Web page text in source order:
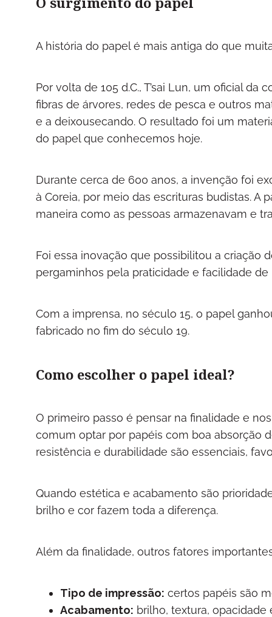
A história do papel é mais antiga do que
Por volta de 105 d.C., T’sai Lun, um oficial
fibras de árvores, redes de pesca e outros
e a deixousecando. O resultado foi um
do papel que conhecemos hoje.
Durante cerca de 600 anos, a invenção foi
à Coreia, por meio das escrituras budistas.
maneira como as pessoas armazenavam e
Foi essa inovação que possibilitou a criação
pergaminhos pela praticidade e facilidade de
Com a imprensa, no século 15, o papel
fabricado no fim do século 19.
Como escolher o papel ideal?
O primeiro passo é pensar na finalidade e
comum optar por papéis com boa absorção
resistência e durabilidade são essenciais,
Quando estética e acabamento são
brilho e cor fazem toda a diferença.
Além da finalidade, outros fatores
Tipo de impressão: certos papéis são
Acabamento: brilho, textura, opacidade